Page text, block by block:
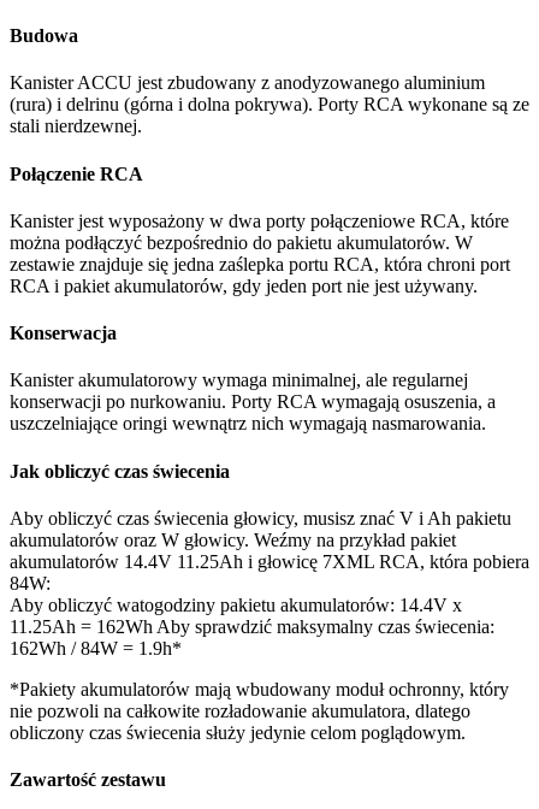
Budowa
Kanister ACCU jest zbudowany z anodyzowanego aluminium
(rura) i delrinu (górna i dolna pokrywa). Porty RCA wykonane są ze
stali nierdzewnej.
Połączenie RCA
Kanister jest wyposażony w dwa porty połączeniowe RCA, które
można podłączyć bezpośrednio do pakietu akumulatorów. W
zestawie znajduje się jedna zaślepka portu RCA, która chroni port
RCA i pakiet akumulatorów, gdy jeden port nie jest używany.
Konserwacja
Kanister akumulatorowy wymaga minimalnej, ale regularnej
konserwacji po nurkowaniu. Porty RCA wymagają osuszenia, a
uszczelniające oringi wewnątrz nich wymagają nasmarowania.
Jak obliczyć czas świecenia
Aby obliczyć czas świecenia głowicy, musisz znać V i Ah pakietu
akumulatorów oraz W głowicy. Weźmy na przykład pakiet
akumulatorów 14.4V 11.25Ah i głowicę 7XML RCA, która pobiera
84W:
Aby obliczyć watogodziny pakietu akumulatorów: 14.4V x
11.25Ah = 162Wh Aby sprawdzić maksymalny czas świecenia:
162Wh / 84W = 1.9h*
*Pakiety akumulatorów mają wbudowany moduł ochronny, który
nie pozwoli na całkowite rozładowanie akumulatora, dlatego
obliczony czas świecenia służy jedynie celom poglądowym.
Zawartość zestawu